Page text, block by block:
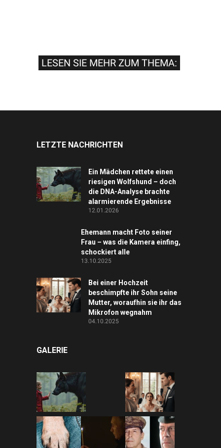
LESEN SIE MEHR ZUM THEMA:
LETZTE NACHRICHTEN
Ein Mädchen rettete einen
riesigen Wolfshund – doch
die DNA-Analyse brachte
alarmierende Ergebnisse
12.01.2026
Ehemann macht Foto seiner
Frau – was die Kamera einfing,
schockiert alle
13.10.2025
Bei einer Hochzeit
beschimpfte ihr Sohn seine
Mutter, woraufhin sie ihr das
Mikrofon wegnahm
04.10.2025
GALERIE